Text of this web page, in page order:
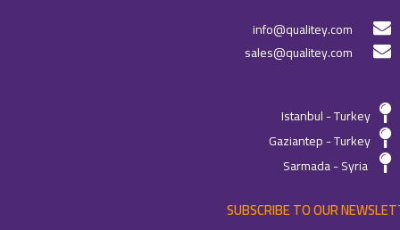
info@qualitey.com
sales@qualitey.com
Istanbul - Turkey
Gaziantep - Turkey
Sarmada - Syria
SUBSCRIBE TO OUR